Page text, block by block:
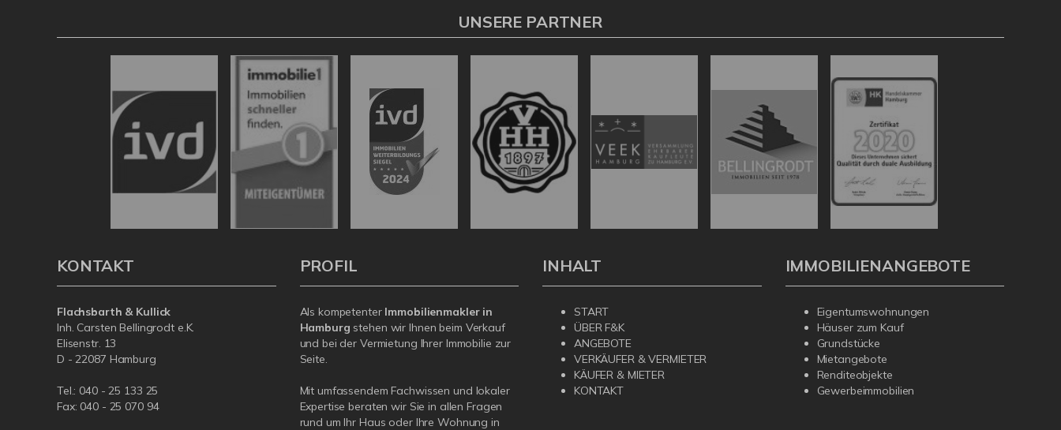
UNSERE PARTNER
KONTAKT
Flachsbarth & Kullick
Inh. Carsten Bellingrodt e.K.
Elisenstr. 13
D - 22087 Hamburg
Tel.: 040 - 25 133 25
Fax: 040 - 25 070 94
PROFIL
Als kompetenter Immobilienmakler in
Hamburg stehen wir Ihnen beim Verkauf
und bei der Vermietung Ihrer Immobilie zur
Seite.
Mit umfassendem Fachwissen und lokaler
Expertise beraten wir Sie in allen Fragen
rund um Ihr Haus oder Ihre Wohnung in
INHALT
START
ÜBER F&K
ANGEBOTE
VERKÄUFER & VERMIETER
KÄUFER & MIETER
KONTAKT
IMMOBILIENANGEBOTE
Eigentumswohnungen
Häuser zum Kauf
Grundstücke
Mietangebote
Renditeobjekte
Gewerbeimmobilien